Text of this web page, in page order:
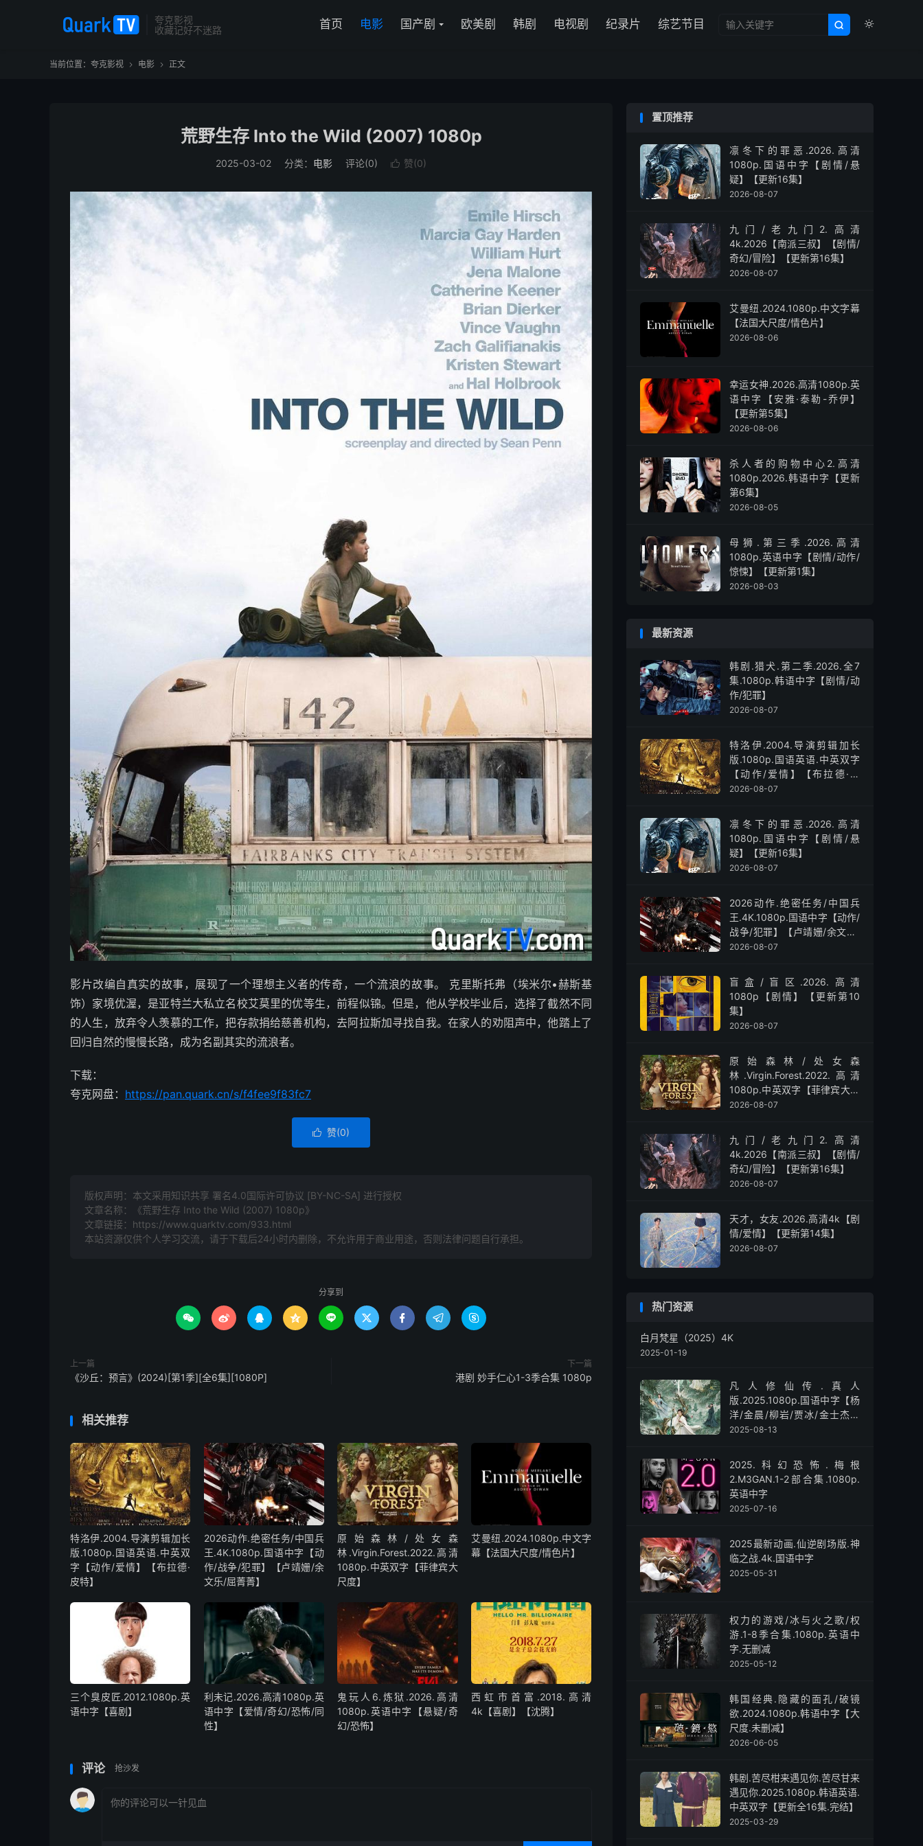
夸克影视
收藏记好不迷路


首页 电影 国产剧 欧美剧 韩剧 电视剧 纪录片 综艺节目
当前位置： 夸克影视  电影  正文
荒野生存 Into the Wild‎ (2007) 1080p
2025-03-02 分类： 电影 评论(0)  赞(0)
影片改编自真实的故事，展现了一个理想主义者的传奇，一个流浪的故事。 克里斯托弗（埃米尔•赫斯基
饰）家境优渥，是亚特兰大私立名校艾莫里的优等生，前程似锦。但是，他从学校毕业后，选择了截然不同
的人生，放弃令人羡慕的工作，把存款捐给慈善机构，去阿拉斯加寻找自我。在家人的劝阻声中，他踏上了
回归自然的慢慢长路，成为名副其实的流浪者。
下载：
夸克网盘： https://pan.quark.cn/s/f4fee9f83fc7
 赞(0)
版权声明：本文采用知识共享 署名4.0国际许可协议 [BY-NC-SA] 进行授权
文章名称：《荒野生存 Into the Wild‎ (2007) 1080p》
文章链接： https://www.quarktv.com/933.html
本站资源仅供个人学习交流，请于下载后24小时内删除，不允许用于商业用途，否则法律问题自行承担。
分享到
        
上一篇
《沙丘：预言》(2024)[第1季][全6集][1080P]
下一篇
港剧 妙手仁心1-3季合集 1080p
相关推荐
特洛伊.2004.导演剪辑加长
版.1080p.国语英语.中英双
字【动作/爱情】【布拉德·
皮特】
2026动作.绝密任务/中国兵
王.4K.1080p.国语中字【动
作/战争/犯罪】【卢靖姗/余
文乐/屈菁菁】
原始森林/处女森
林.Virgin.Forest.2022.高清
1080p.中英双字【菲律宾大
尺度】
艾曼纽.2024.1080p.中文字
幕【法国大尺度/情色片】
三个臭皮匠.2012.1080p.英
语中字【喜剧】
利未记.2026.高清1080p.英
语中字【爱情/奇幻/恐怖/同
性】
鬼玩人6.炼狱.2026.高清
1080p.英语中字【悬疑/奇
幻/恐怖】
西虹市首富.2018.高清
4k【喜剧】【沈腾】
评论 抢沙发
置顶推荐
凛冬下的罪恶.2026.高清
1080p.国语中字【剧情/悬
疑】【更新16集】
2026-08-07
九门/老九门2.高清
4k.2026【南派三叔】【剧情/
奇幻/冒险】【更新第16集】
2026-08-07
艾曼纽.2024.1080p.中文字幕
【法国大尺度/情色片】
2026-08-06
幸运女神.2026.高清1080p.英
语中字【安雅·泰勒-乔伊】
【更新第5集】
2026-08-06
杀人者的购物中心2.高清
1080p.2026.韩语中字【更新
第6集】
2026-08-05
母狮.第三季.2026.高清
1080p.英语中字【剧情/动作/
惊悚】【更新第1集】
2026-08-03
最新资源
韩剧.猎犬.第二季.2026.全7
集.1080p.韩语中字【剧情/动
作/犯罪】
2026-08-07
特洛伊.2004.导演剪辑加长
版.1080p.国语英语.中英双字
【动作/爱情】【布拉德·皮
特】
2026-08-07
凛冬下的罪恶.2026.高清
1080p.国语中字【剧情/悬
疑】【更新16集】
2026-08-07
2026动作.绝密任务/中国兵
王.4K.1080p.国语中字【动作/
战争/犯罪】【卢靖姗/余文乐/
屈菁菁】
2026-08-07
盲盒/盲区.2026.高清
1080p【剧情】【更新第10
集】
2026-08-07
原始森林/处女森
林.Virgin.Forest.2022.高清
1080p.中英双字【菲律宾大尺
度】
2026-08-07
九门/老九门2.高清
4k.2026【南派三叔】【剧情/
奇幻/冒险】【更新第16集】
2026-08-07
天才，女友.2026.高清4k【剧
情/爱情】【更新第14集】
2026-08-07
热门资源
白月梵星（2025）4K
2025-01-19
凡人修仙传.真人
版.2025.1080p.国语中字【杨
洋/金晨/柳岩/贾冰/金士杰】
【全30集】
2025-08-13
2025.科幻恐怖.梅根
2.M3GAN.1-2部合集.1080p.
英语中字
2025-07-16
2025最新动画.仙逆剧场版.神
临之战.4k.国语中字
2025-05-31
权力的游戏/冰与火之歌/权
游.1-8季合集.1080p.英语中
字.无删减
2025-05-12
韩国经典.隐藏的面孔/破镜
欲.2024.1080p.韩语中字【大
尺度.未删减】
2026-06-05
韩剧.苦尽柑来遇见你.苦尽甘来
遇见你.2025.1080p.韩语英语.
中英双字【更新全16集.完结】
2025-03-29